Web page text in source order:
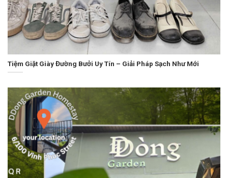
Tiệm Giặt Giày Đường Bưởi Uy Tín – Giải Pháp Sạch Như Mới